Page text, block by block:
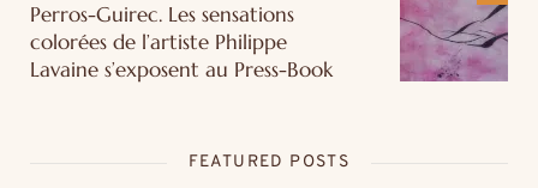
Perros-Guirec. Les sensations
colorées de l’artiste Philippe
Lavaine s’exposent au Press-Book
FEATURED POSTS